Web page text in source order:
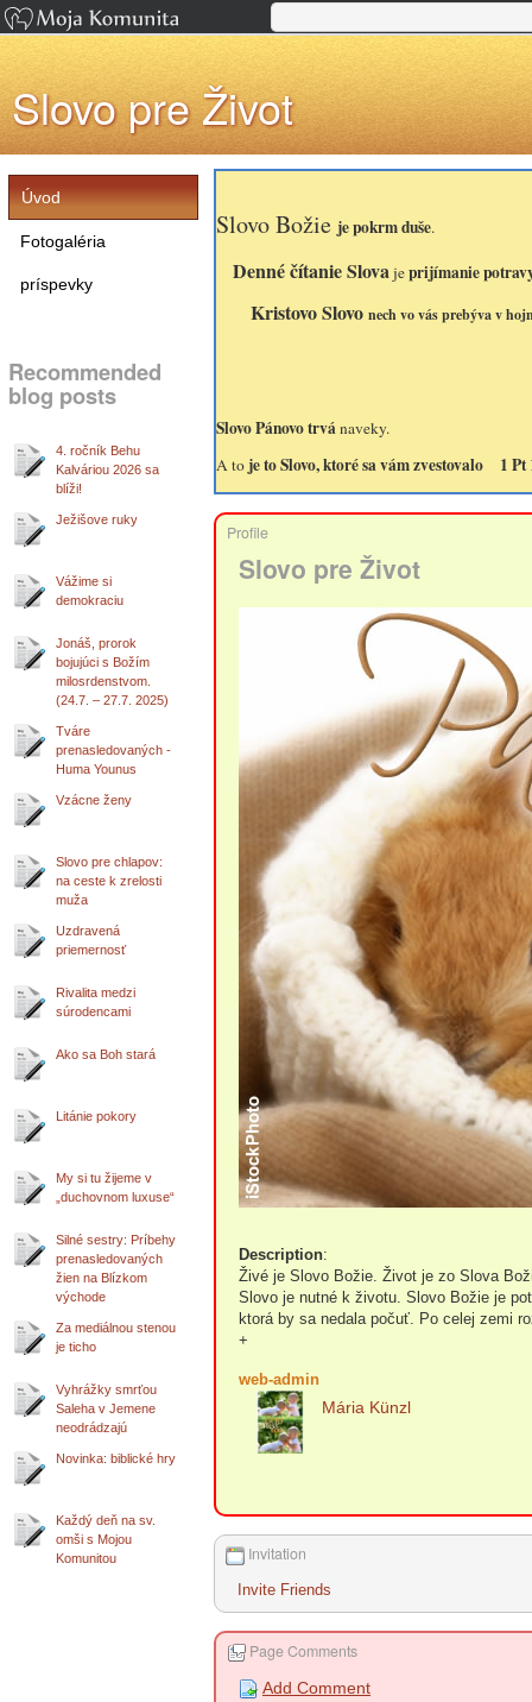
Slovo pre Život
Slovo Božie je pokrm duše.
Denné čítanie Slovajeprijímanie
Kristovo Slovo nech vo vás prebýva v
Slovo Pánovo trvánaveky.
A to je to Slovo, ktoré sa vám zvestovalo 1 Pt
Profile
Slovo pre Život
Description:
Živé je Slovo Božie. Život je zo Slova
Slovo je nutné k životu. Slovo Božie je
ktorá by sa nedala počuť. Po celej zemi
+
web-admin
Mária Künzl
Invitation
Invite Friends
Page Comments
Add Comment
Úvod
Fotogaléria
príspevky
Recommended
blog posts
4. ročník Behu
Kalváriou 2026 sa
blíži!
Ježišove ruky
Vážime si
demokraciu
Jonáš, prorok
bojujúci s Božím
milosrdenstvom.
(24.7. – 27.7. 2025)
Tváre
prenasledovaných -
Huma Younus
Vzácne ženy
Slovo pre chlapov:
na ceste k zrelosti
muža
Uzdravená
priemernosť
Rivalita medzi
súrodencami
Ako sa Boh stará
Litánie pokory
My si tu žijeme v
„duchovnom luxuse“
Silné sestry: Príbehy
prenasledovaných
žien na Blízkom
východe
Za mediálnou stenou
je ticho
Vyhrážky smrťou
Saleha v Jemene
neodrádzajú
Novinka: biblické hry
Každý deň na sv.
omši s Mojou
Komunitou